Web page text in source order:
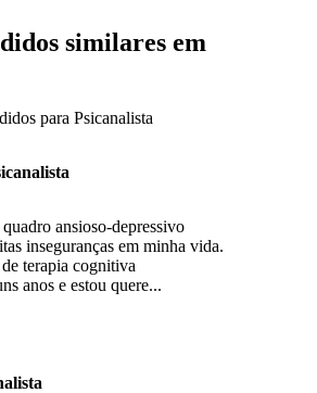
similares em
para Psicanalista
ansioso-depressivo
inseguranças em minha vida.
terapia cognitiva
anos e estou quere...